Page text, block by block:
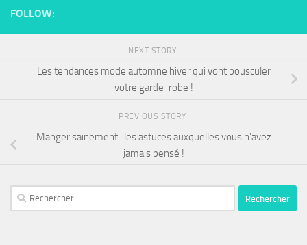
FOLLOW:
NEXT STORY
Les tendances mode automne hiver qui vont bousculer
votre garde-robe !
PREVIOUS STORY
Manger sainement : les astuces auxquelles vous n’avez
jamais pensé !